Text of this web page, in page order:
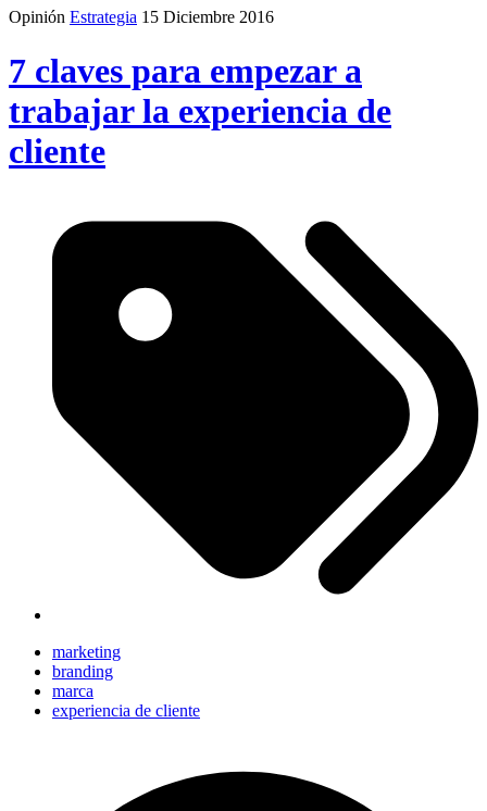
Opinión Estrategia 15 Diciembre 2016
7 claves para empezar a
trabajar la experiencia de
cliente
marketing
branding
marca
experiencia de cliente